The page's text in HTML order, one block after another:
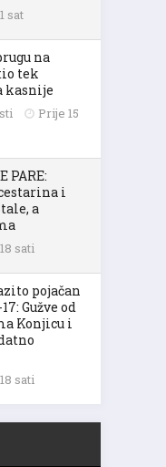
sat
na
tek
Prije 15
PARE:
i
a
sati
pojačan
Gužve od
Konjicu i
sati